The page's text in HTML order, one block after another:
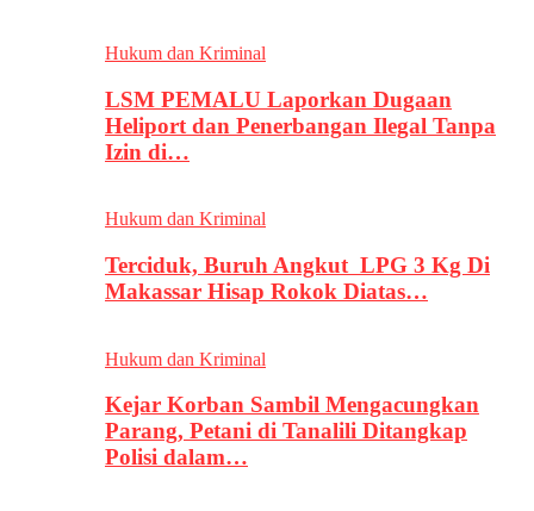
Hukum dan Kriminal
LSM PEMALU Laporkan Dugaan
Heliport dan Penerbangan Ilegal Tanpa
Izin di…
Hukum dan Kriminal
Terciduk, Buruh Angkut LPG 3 Kg Di
Makassar Hisap Rokok Diatas…
Hukum dan Kriminal
Kejar Korban Sambil Mengacungkan
Parang, Petani di Tanalili Ditangkap
Polisi dalam…